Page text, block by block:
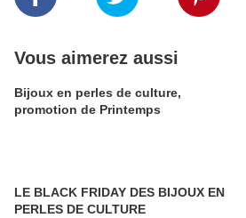
Vous aimerez aussi
Bijoux en perles de culture,
promotion de Printemps
LE BLACK FRIDAY DES BIJOUX EN
PERLES DE CULTURE